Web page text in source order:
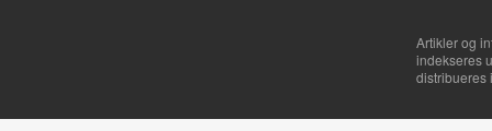
Artikler og
indekseres
distribueres